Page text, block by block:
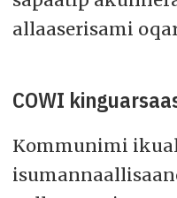
allaaserisami
COWI
Kommunimi